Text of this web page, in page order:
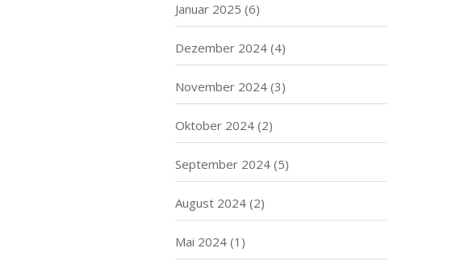
Januar 2025 (6)
Dezember 2024(4)
November 2024(3)
Oktober 2024(2)
September 2024(5)
August 2024(2)
Mai 2024(1)